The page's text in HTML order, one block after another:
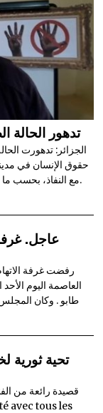
تدهور
الجزائر: تدهورت
حقوق الإنسان في
مع النفاذ، بحسب ما أفاد محاميه وعائلته، الإثنين، عشية جلسة الاستئنناف.
عاجل.
طابو . وكان
تحية ثورية